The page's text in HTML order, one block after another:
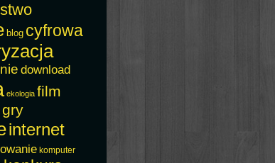
blog cyfrowa
download
ekologia film
gry
internet
komputer